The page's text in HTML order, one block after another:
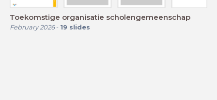
Toekomstige organisatie scholengemeenschap
February 2026- 19 slides